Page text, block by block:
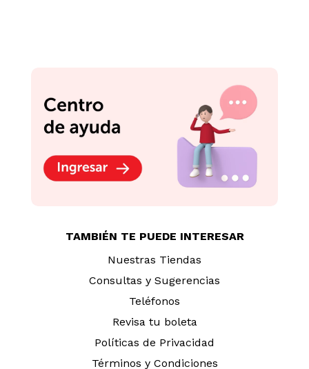
TAMBIÉN TE PUEDE INTERESAR
Nuestras Tiendas
Consultas y Sugerencias
Teléfonos
Revisa tu boleta
Políticas de Privacidad
Términos y Condiciones